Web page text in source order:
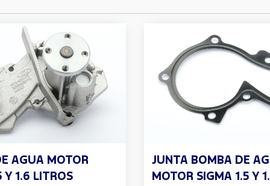
AGUA MOTOR
Y 1.6 LITROS
JUNTA BOMBA DE
MOTOR SIGMA 1.5 Y